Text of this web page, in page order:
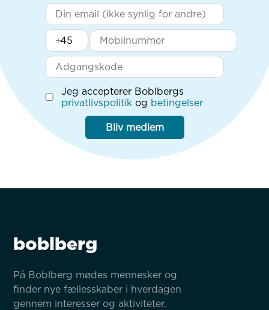
+
Jeg accepterer Boblbergs
privatlivspolitik og betingelser
Bliv medlem
boblberg
På Boblberg mødes mennesker og
finder nye fællesskaber i hverdagen
gennem interesser og aktiviteter.